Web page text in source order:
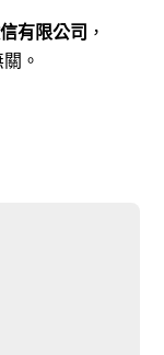
有限公司 ，
。